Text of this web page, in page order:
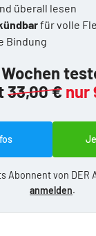
überall lesen
für volle
Bindung
33,00 € nur
Abonnent von DER
anmelden.